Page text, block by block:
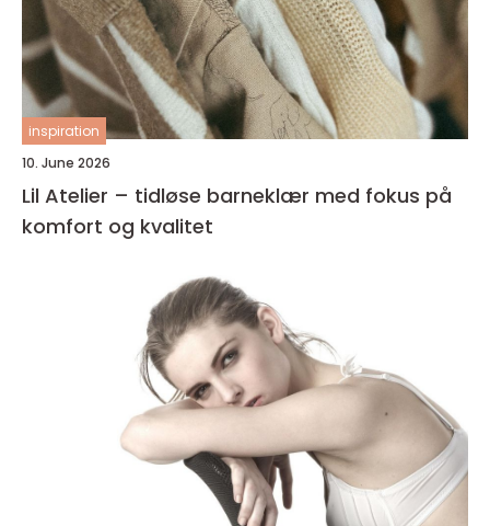
inspiration
10. June 2026
Lil Atelier – tidløse barneklær med fokus på
komfort og kvalitet